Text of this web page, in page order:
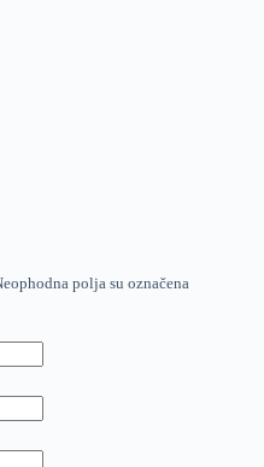
polja su označena